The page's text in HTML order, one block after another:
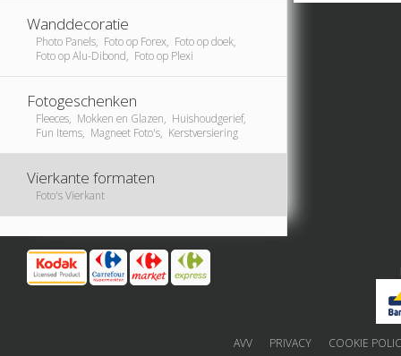
Wanddecoratie
Photo Panels, Foto op Forex, Foto op doek,
Foto op Alu-Dibond, Foto op Plexi
Fotogeschenken
Fleeces, Mokken en Glazen, Huishoudgerief,
Fun Items, Magneet Foto's, Kerstversiering
Vierkante formaten
Foto's Vierkant
AVV PRIVACY COOKIE